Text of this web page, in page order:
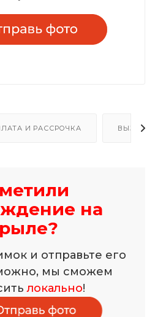
И РАССРОЧКА ВЫЗОВ
на
и отправьте его
мы сможем
локально!